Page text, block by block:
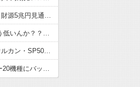
【消費減税】日本の社会保障、岐路に 財源5兆円見通し立たず
【米国株】SpaceXってIPOの時よりもう低いんか？？FANGは握り続けるべき？
【米国株】米SP500が最高値も円高でオルカン・SP500投信の含み益減
【IT/ネット】中国企業Zbtlink製ルーター20機種にバックドア、外部から完全制御のおそれ